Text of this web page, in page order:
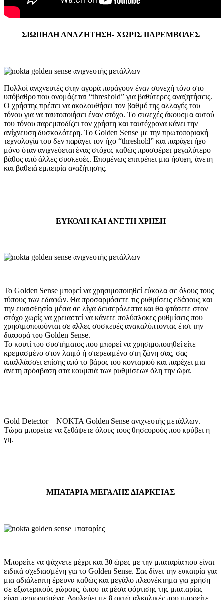
ΣΙΩΠΗΛΗ ΑΝΑΖΗΤΗΣΗ- ΧΩΡΙΣ ΠΑΡΕΜΒΟΛΕΣ
Πολλοί ανιχνευτές στην αγορά παράγουν έναν συνεχή τόνο στο
υπόβαθρο που ονομάζεται “threshold” για βαθύτερες αναζητήσεις.
Ο χρήστης πρέπει να ακολουθήσει τον βαθμό της αλλαγής του
τόνου για να ταυτοποιήσει έναν στόχο. Το συνεχές άκουσμα αυτού
του τόνου παρεμποδίζει τον χρήστη και ταυτόχρονα κάνει την
ανίχνευση δυσκολότερη. To Golden Sense με την πρωτοποριακή
τεχνολογία του δεν παράγει τον ήχο “threshold” και παράγει ήχο
μόνο όταν ανιχνεύεται ένας στόχος καθώς προσφέρει μεγαλύτερο
βάθος από άλλες συσκευές. Επομένως επιτρέπει μια ήσυχη, άνετη
και βαθειά εμπειρία αναζήτησης.
ΕΥΚΟΛΗ ΚΑΙ ΑΝΕΤΗ ΧΡΗΣΗ
To Golden Sense μπορεί να χρησιμοποιηθεί εύκολα σε όλους τους
τύπους των εδαφών. Θα προσαρμόσετε τις ρυθμίσεις εδάφους και
την ευαισθησία μέσα σε λίγα δευτερόλεπτα και θα φτάσετε στον
στόχο χωρίς να χρειαστεί να κάνετε πολύπλοκες ρυθμίσεις που
χρησιμοποιούνται σε άλλες συσκευές ανακαλύπτοντας έτσι την
διαφορά του Golden Sense.
Το κουτί του συστήματος που μπορεί να χρησιμοποιηθεί είτε
κρεμασμένο στον λαιμό ή στερεωμένο στη ζώνη σας, σας
απαλλάσσει επίσης από το βάρος του κονταριού και παρέχει μια
άνετη πρόσβαση στα κουμπιά των ρυθμίσεων όλη την ώρα.
Gold Detector – NOKTA Golden Sense ανιχνευτής μετάλλων.
Τώρα μπορείτε να ξεθάψετε όλους τους θησαυρούς που κρύβει η
γη.
ΜΠΑΤΑΡΙΑ ΜΕΓΑΛΗΣ ΔΙΑΡΚΕΙΑΣ
Μπορείτε να ψάχνετε μέχρι και 30 ώρες με την μπαταρία που είναι
ειδικά σχεδιασμένη για το Golden Sense. Σας δίνει την ευκαιρία για
μια αδιάλειπτη έρευνα καθώς και μεγάλο πλεονέκτημα για χρήση
σε εξωτερικούς χώρους, όπου τα μέσα φόρτισης της μπαταρίας
είναι περιορισμένα. Δουλεύει με 8 οκτώ αλκαλικές που μπορείτε